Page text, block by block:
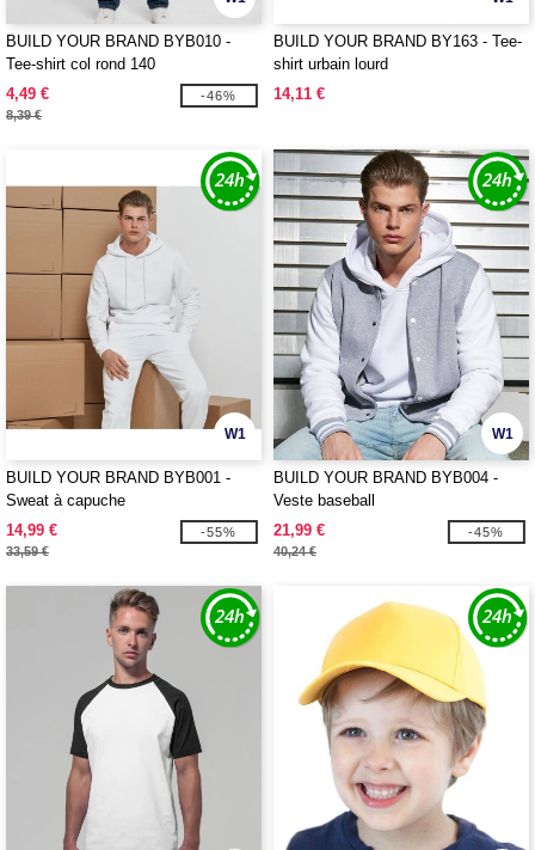
BUILD YOUR BRAND BYB010 -
Tee-shirt col rond 140
4,49 €
8,39 €
-46%
BUILD YOUR BRAND BY163 - Tee-
shirt urbain lourd
14,11 €
W1
BUILD YOUR BRAND BYB001 -
Sweat à capuche
14,99 €
33,59 €
-55%
W1
BUILD YOUR BRAND BYB004 -
Veste baseball
21,99 €
40,24 €
-45%